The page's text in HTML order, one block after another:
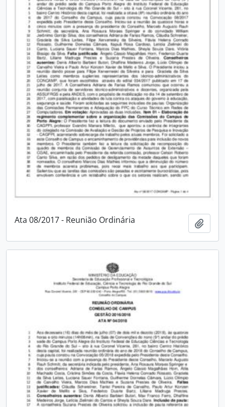
Ata 08/2017 - Reunião Ordinária